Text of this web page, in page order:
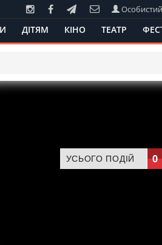
ДІТЯМ КІНО ТЕАТР
УСЬОГО ПОДІЙ 0